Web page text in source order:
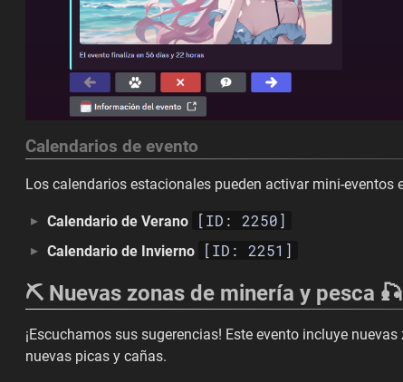
Calendarios de evento
Los calendarios estacionales pueden activar mini-eventos
Calendario de Verano [ID: 2250]
Calendario de Invierno [ID: 2251]
⛏️ Nuevas zonas de minería y pesca 🎣
¡Escuchamos sus sugerencias! Este evento incluye
nuevas picas y cañas.